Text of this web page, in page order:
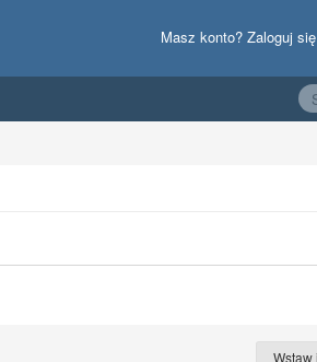
Masz konto? Zaloguj się
Wstaw